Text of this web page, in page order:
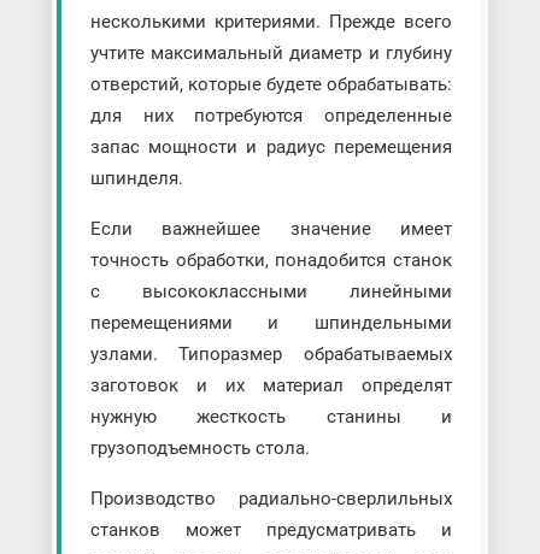
несколькими критериями. Прежде всего
учтите максимальный диаметр и глубину
отверстий, которые будете обрабатывать:
для них потребуются определенные
запас мощности и радиус перемещения
шпинделя.
Если важнейшее значение имеет
точность обработки, понадобится станок
с высококлассными линейными
перемещениями и шпиндельными
узлами. Типоразмер обрабатываемых
заготовок и их материал определят
нужную жесткость станины и
грузоподъемность стола.
Производство радиально-сверлильных
станков может предусматривать и